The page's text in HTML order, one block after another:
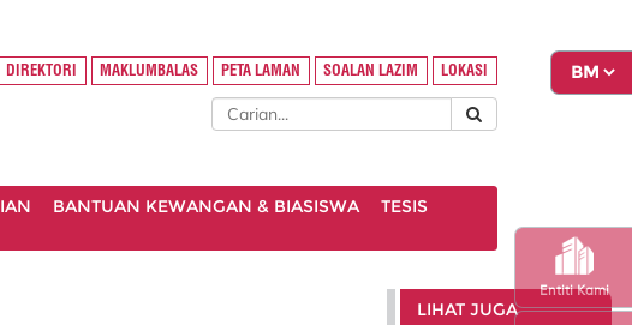
Entiti Kami
DIREKTORI MAKLUMBALAS PETA LAMAN SOALAN LAZIM LOKASI
BANTUAN KEWANGAN & BIASISWA
TESIS
LIHAT JUGA